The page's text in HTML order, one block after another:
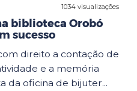
1034 visualizações
biblioteca Orobó
sucesso
direito a contação de
e a memória
da oficina de bijuter...